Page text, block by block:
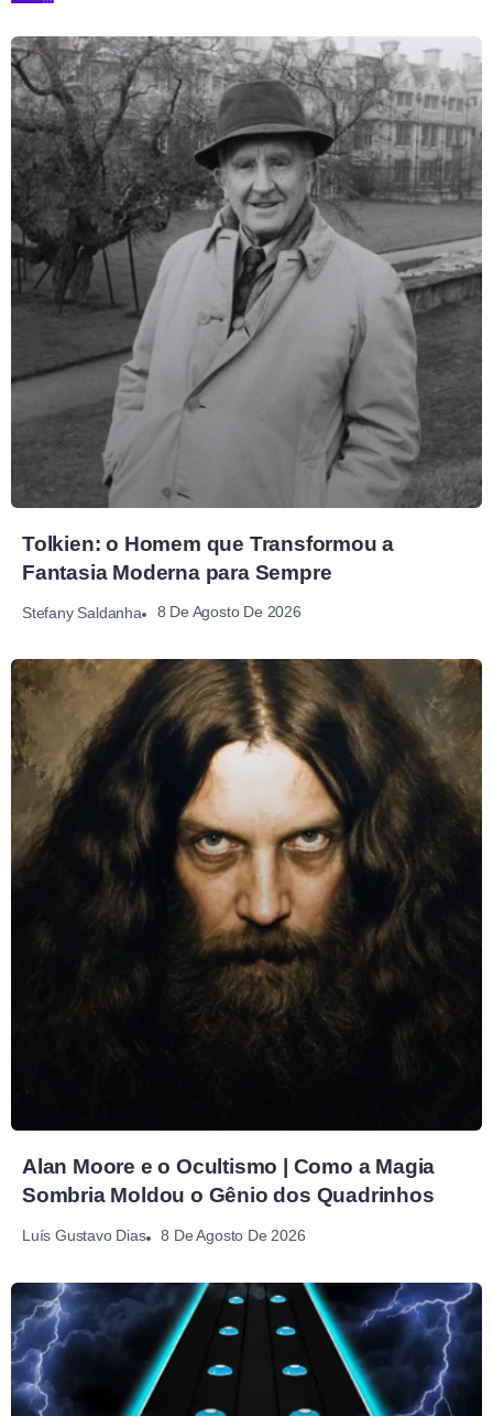
Tolkien: o Homem que Transformou a
Fantasia Moderna para Sempre
Stefany Saldanha 8 De Agosto De 2026
Alan Moore e o Ocultismo | Como a Magia
Sombria Moldou o Gênio dos Quadrinhos
Luís Gustavo Dias 8 De Agosto De 2026